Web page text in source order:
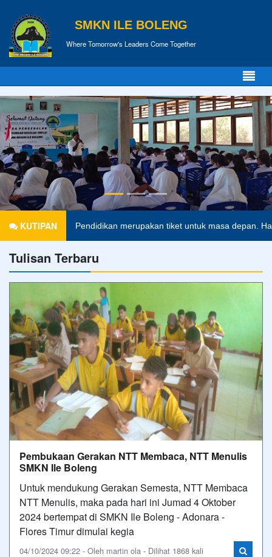
SMKN ILE BOLENG
Where Tomorrow's Leaders Come Together
KUTIPAN
Pendidikan merupakan tiket untuk masa depan. Hari esok
Tulisan Terbaru
Pembukaan Gerakan NTT Membaca, NTT Menulis
SMKN Ile Boleng
Untuk mendukung Gerakan Semesta, NTT Membaca
NTT Menulis, maka pada hari ini Jumad 4 Oktober
2024 bertempat di SMKN Ile Boleng - Adonara -
Flores Timur dimulai kegia
04/10/2024 09:22 - Oleh martin ola - Dilihat 1868 kali